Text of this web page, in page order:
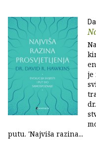
je
putu. 'Najviša razina...